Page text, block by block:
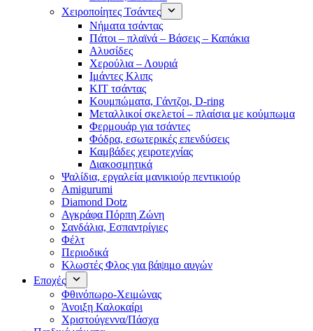
Χειροποίητες Τσάντες
Νήματα τσάντας
Πάτοι – πλαϊνά – Βάσεις – Καπάκια
Αλυσίδες
Χερούλια – Λουριά
Ιμάντες Κλιπς
ΚΙΤ τσάντας
Κουμπώματα, Γάντζοι, D-ring
Μεταλλικοί σκελετοί – πλαίσια με κούμπωμα
Φερμουάρ για τσάντες
Φόδρα, εσωτερικές επενδύσεις
Καμβάδες χειροτεχνίας
Διακοσμητικά
Ψαλίδια, εργαλεία μανικιούρ πεντικιούρ
Amigurumi
Diamond Dotz
Αγκράφα Πόρπη Ζώνη
Σανδάλια, Εσπαντρίγιες
Φέλτ
Περιοδικά
Κλωστές Φλος για βάψιμο αυγών
Εποχές
Φθινόπωρο-Χειμώνας
Άνοιξη Καλοκαίρι
Χριστούγεννα/Πάσχα